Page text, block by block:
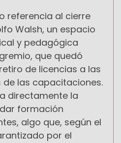
referencia al cierre
Walsh, un espacio
y pedagógica
que quedó
de licencias a las
de las capacitaciones.
directamente la
formación
algo que, según el
por el